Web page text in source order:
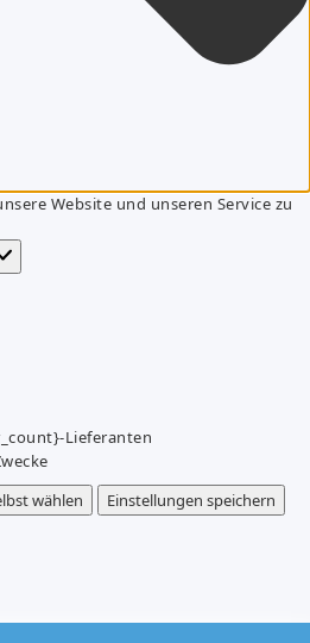
Website und unseren Service zu
Lieferanten
wählen
Einstellungen speichern